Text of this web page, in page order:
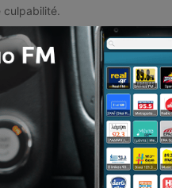
culpabilité.
Féral (1/2) : une amitié mortelle
(2/2) : une amitié mortelle